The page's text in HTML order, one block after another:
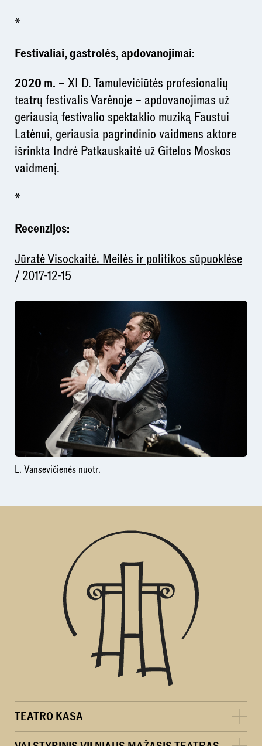
*
Festivaliai, gastrolės, apdovanojimai:
2020 m. – XI D. Tamulevičiūtės profesionalių
teatrų festivalis Varėnoje – apdovanojimas už
geriausią festivalio spektaklio muziką Faustui
Latėnui, geriausia pagrindinio vaidmens aktore
išrinkta Indrė Patkauskaitė už Gitelos Moskos
vaidmenį.
*
Recenzijos:
Jūratė Visockaitė. Meilės ir politikos sūpuoklėse
/ 2017-12-15
L. Vansevičienės nuotr.
TEATRO KASA